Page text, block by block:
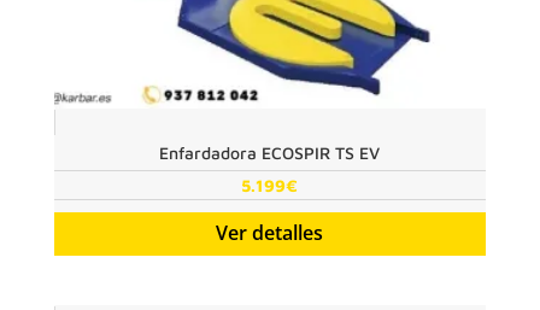
Enfardadora ECOSPIR TS EV
5.199€
Ver detalles